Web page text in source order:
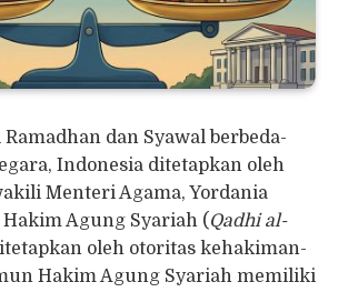
dan Syawal berbeda-
Indonesia ditetapkan oleh
Menteri Agama, Yordania
Agung Syariah ( Qadhi al-
oleh otoritas kehakiman-
Hakim Agung Syariah memiliki